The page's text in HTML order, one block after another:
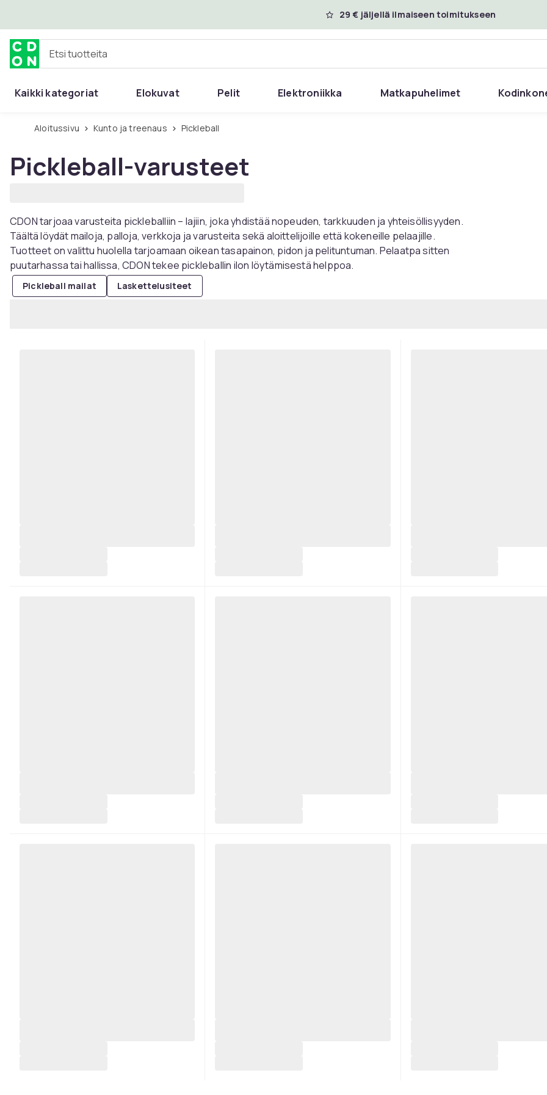
29 € jäljellä ilmaiseen toimitukseen
Etsi tuotteita
Kaikki kategoriat Elokuvat Pelit Elektroniikka Matkapuhelimet
Aloitussivu Kunto ja treenaus Pickleball
Pickleball-varusteet
CDON tarjoaa varusteita pickleballiin – lajiin, joka yhdistää nopeuden, tarkkuuden ja yhteisöllisyyden.
Täältä löydät mailoja, palloja, verkkoja ja varusteita sekä aloittelijoille että kokeneille pelaajille.
Tuotteet on valittu huolella tarjoamaan oikean tasapainon, pidon ja pelituntuman. Pelaatpa sitten
puutarhassa tai hallissa, CDON tekee pickleballin ilon löytämisestä helppoa.
Pickleball mailat Laskettelusiteet